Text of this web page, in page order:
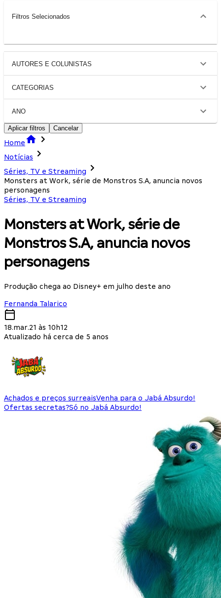
Filtros Selecionados
AUTORES E COLUNISTAS
CATEGORIAS
ANO
Aplicar filtros Cancelar
Home
Notícias
Séries, TV e Streaming
Monsters at Work, série de Monstros S.A, anuncia novos
personagens
Séries, TV e Streaming
Monsters at Work, série de
Monstros S.A, anuncia novos
personagens
Produção chega ao Disney+ em julho deste ano
Fernanda Talarico
18.mar.21 às 10h12
Atualizado há cerca de 5 anos
Achados e preços surreaisVenha para o Jabá Absurdo!
Ofertas secretas?Só no Jabá Absurdo!